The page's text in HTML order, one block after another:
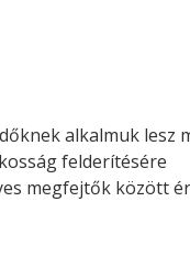
alkalmuk lesz
felderítésére
megfejtők között